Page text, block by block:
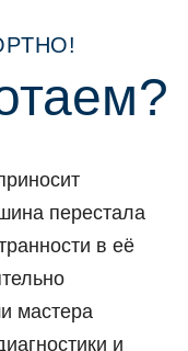
перестала
в её
мастера
и